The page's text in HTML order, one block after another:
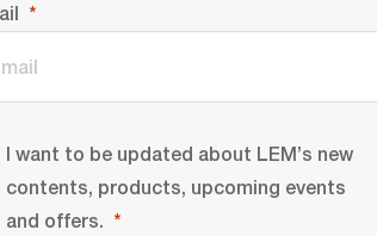
I want to be updated about LEM’s new
contents, products, upcoming events
and offers.